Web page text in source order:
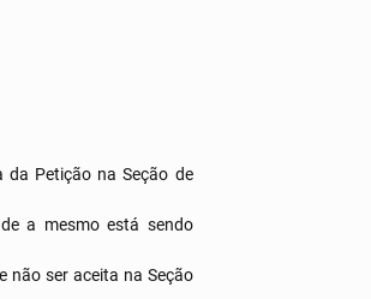
da Petição na Seção de
a mesmo está sendo
não ser aceita na Seção